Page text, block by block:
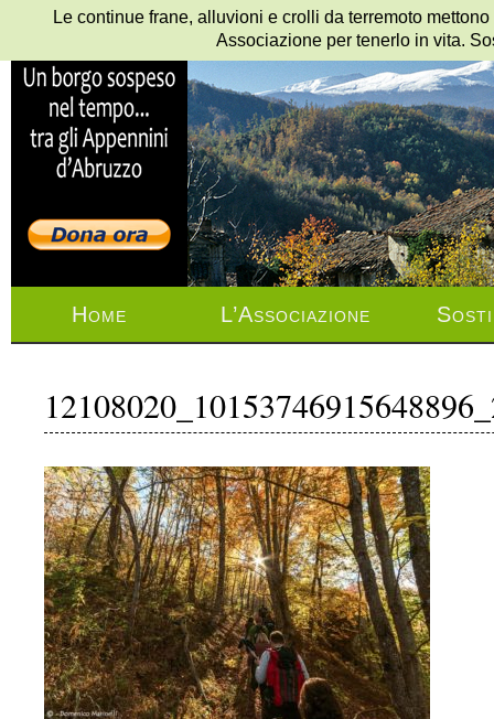
Home L’Associazione
Le continue frane, alluvioni e crolli da terremoto
Associazione per tenerlo in vita.